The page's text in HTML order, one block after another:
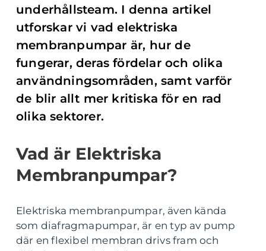
underhållsteam. I denna artikel
utforskar vi vad elektriska
membranpumpar är, hur de
fungerar, deras fördelar och olika
användningsområden, samt varför
de blir allt mer kritiska för en rad
olika sektorer.
Vad är Elektriska
Membranpumpar?
Elektriska membranpumpar, även kända
som diafragmapumpar, är en typ av pump
där en flexibel membran drivs fram och